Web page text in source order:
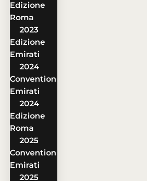
Edizione
Roma
2023
Edizione
Emirati
2024
Convention
Emirati
2024
Edizione
Roma
2025
Convention
Emirati
2025